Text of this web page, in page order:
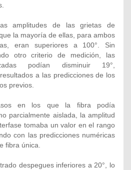
amplitudes de las grietas de
la mayoría de ellas, para ambos
eran superiores a 100°. Sin
otro criterio de medición, las
podían disminuir 19°,
a las predicciones de los
previos.
en los que la fibra podía
parcialmente aislada, la amplitud
tomaba un valor en el rango
con las predicciones numéricas
fibra única.
despegues inferiores a 20°, lo